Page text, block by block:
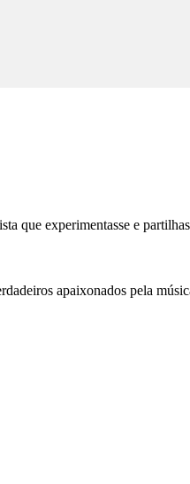
que experimentasse e
apaixonados pela